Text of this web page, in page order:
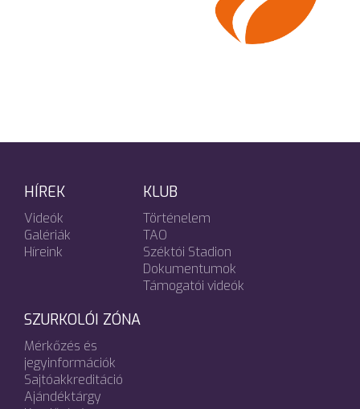
HÍREK
Videók
Galériák
Híreink
KLUB
Történelem
TAO
Széktói Stadion
Dokumentumok
Támogatói videók
SZURKOLÓI ZÓNA
Mérkőzés és
jegyinformációk
Sajtóakkreditáció
Ajándéktárgy